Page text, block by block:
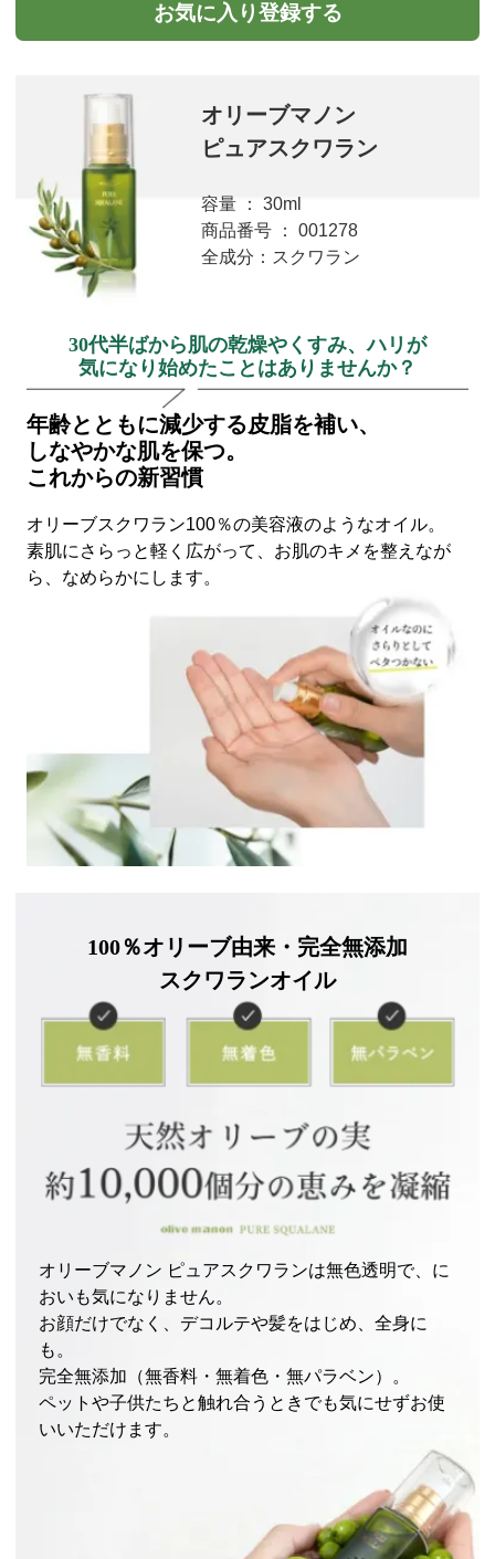
お気に入り登録する
オリーブマノン
ピュアスクワラン
容量 ： 30ml
商品番号 ： 001278
全成分：スクワラン
30代半ばから肌の乾燥やくすみ、ハリが
気になり始めたことはありませんか？
年齢とともに減少する皮脂を補い、
しなやかな肌を保つ。
これからの新習慣
オリーブスクワラン100％の美容液のようなオイル。
素肌にさらっと軽く広がって、お肌のキメを整えなが
ら、なめらかにします。
100％オリーブ由来・完全無添加
スクワランオイル
オリーブマノン ピュアスクワランは無色透明で、に
おいも気になりません。
お顔だけでなく、デコルテや髪をはじめ、全身に
も。
完全無添加（無香料・無着色・無パラベン）。
ペットや子供たちと触れ合うときでも気にせずお使
いいただけます。